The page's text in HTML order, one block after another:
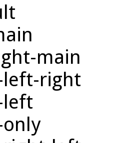
main
left-right
left